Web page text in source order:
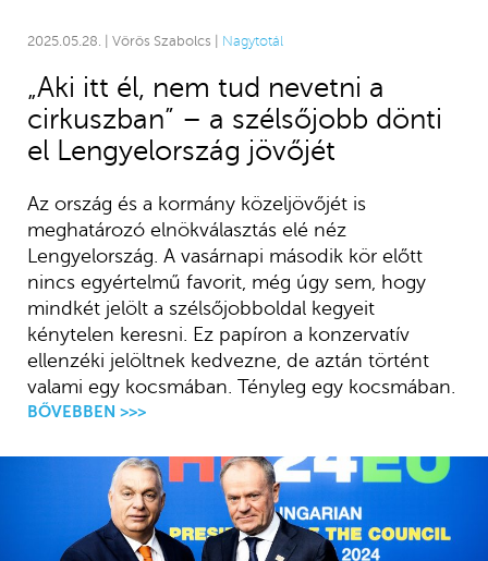
2025.05.28. | Vörös Szabolcs | Nagytotál
„Aki itt él, nem tud nevetni a
cirkuszban” – a szélsőjobb dönti
el Lengyelország jövőjét
Az ország és a kormány közeljövőjét is
meghatározó elnökválasztás elé néz
Lengyelország. A vasárnapi második kör előtt
nincs egyértelmű favorit, még úgy sem, hogy
mindkét jelölt a szélsőjobboldal kegyeit
kénytelen keresni. Ez papíron a konzervatív
ellenzéki jelöltnek kedvezne, de aztán történt
valami egy kocsmában. Tényleg egy kocsmában.
BŐVEBBEN >>>